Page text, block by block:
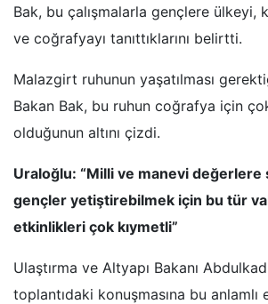
Bak, bu çalışmalarla gençlere ülkeyi,
ve coğrafyayı tanıttıklarını belirtti.
Malazgirt ruhunun yaşatılması
Bakan Bak, bu ruhun coğrafya için
olduğunun altını çizdi.
Uraloğlu: “Milli ve manevi değerlere
gençler yetiştirebilmek için bu tür
etkinlikleri çok kıymetli”
Ulaştırma ve Altyapı Bakanı
toplantıdaki konuşmasına bu anlamlı